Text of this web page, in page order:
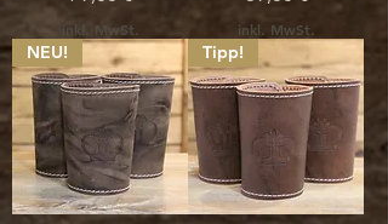
inkl. MwSt. inkl. MwSt.
NEU! Tipp!